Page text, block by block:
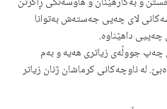
لای چەپی جەستەش بەتوانا
داهێناوە.
چەپ جووڵەی زیاتری هەیە و بەم
لە ناوچەکانی کرماشان ژنان زیاتر